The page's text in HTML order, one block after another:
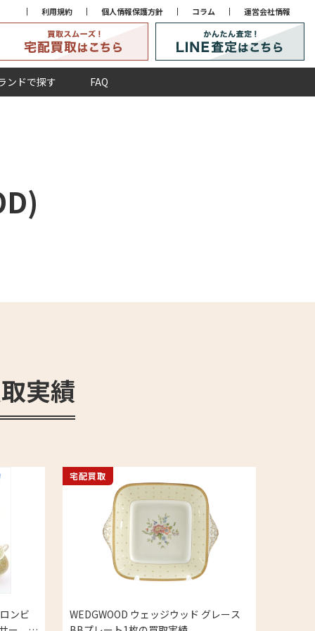
利用規約 個人情報保護方針 コラム 運営会社情報
ンドで探す FAQ
実績
ンビ
WEDGWOOD ウェッジウッド グレース
宅配買取